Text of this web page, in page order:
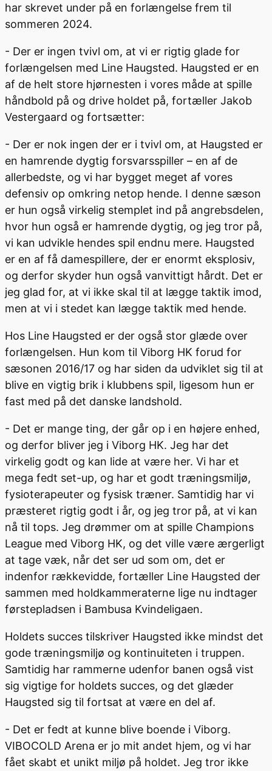
har skrevet under på en forlængelse frem til
sommeren 2024.
- Der er ingen tvivl om, at vi er rigtig glade for
forlængelsen med Line Haugsted. Haugsted er en
af de helt store hjørnesten i vores måde at spille
håndbold på og drive holdet på, fortæller Jakob
Vestergaard og fortsætter:
- Der er nok ingen der er i tvivl om, at Haugsted er
en hamrende dygtig forsvarsspiller – en af de
allerbedste, og vi har bygget meget af vores
defensiv op omkring netop hende. I denne sæson
er hun også virkelig stemplet ind på angrebsdelen,
hvor hun også er hamrende dygtig, og jeg tror på,
vi kan udvikle hendes spil endnu mere. Haugsted
er en af få damespillere, der er enormt eksplosiv,
og derfor skyder hun også vanvittigt hårdt. Det er
jeg glad for, at vi ikke skal til at lægge taktik imod,
men at vi i stedet kan lægge taktik med hende.
Hos Line Haugsted er der også stor glæde over
forlængelsen. Hun kom til Viborg HK forud for
sæsonen 2016/17 og har siden da udviklet sig til at
blive en vigtig brik i klubbens spil, ligesom hun er
fast med på det danske landshold.
- Det er mange ting, der går op i en højere enhed,
og derfor bliver jeg i Viborg HK. Jeg har det
virkelig godt og kan lide at være her. Vi har et
mega fedt set-up, og har et godt træningsmiljø,
fysioterapeuter og fysisk træner. Samtidig har vi
præsteret rigtig godt i år, og jeg tror på, at vi kan
nå til tops. Jeg drømmer om at spille Champions
League med Viborg HK, og det ville være ærgerligt
at tage væk, når det ser ud som om, det er
indenfor rækkevidde, fortæller Line Haugsted der
sammen med holdkammeraterne lige nu indtager
førstepladsen i Bambusa Kvindeligaen.
Holdets succes tilskriver Haugsted ikke mindst det
gode træningsmiljø og kontinuiteten i truppen.
Samtidig har rammerne udenfor banen også vist
sig vigtige for holdets succes, og det glæder
Haugsted sig til fortsat at være en del af.
- Det er fedt at kunne blive boende i Viborg.
VIBOCOLD Arena er jo mit andet hjem, og vi har
fået skabt et unikt miljø på holdet. Jeg tror ikke